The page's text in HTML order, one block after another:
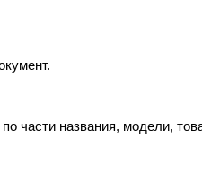
части названия, модели,